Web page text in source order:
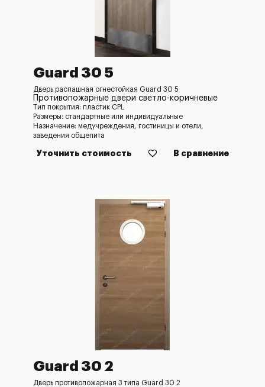
Guard 30 5
Дверь распашная огнестойкая Guard 30 5
Противопожарные двери светло-коричневые
Тип покрытия: пластик CPL
Размеры: стандартные или индивидуальные
Назначение: медучреждения, гостиницы и отели,
заведения общепита
Уточнить стоимость В сравнение
Guard 30 2
Дверь противопожарная 3 типа Guard 30 2